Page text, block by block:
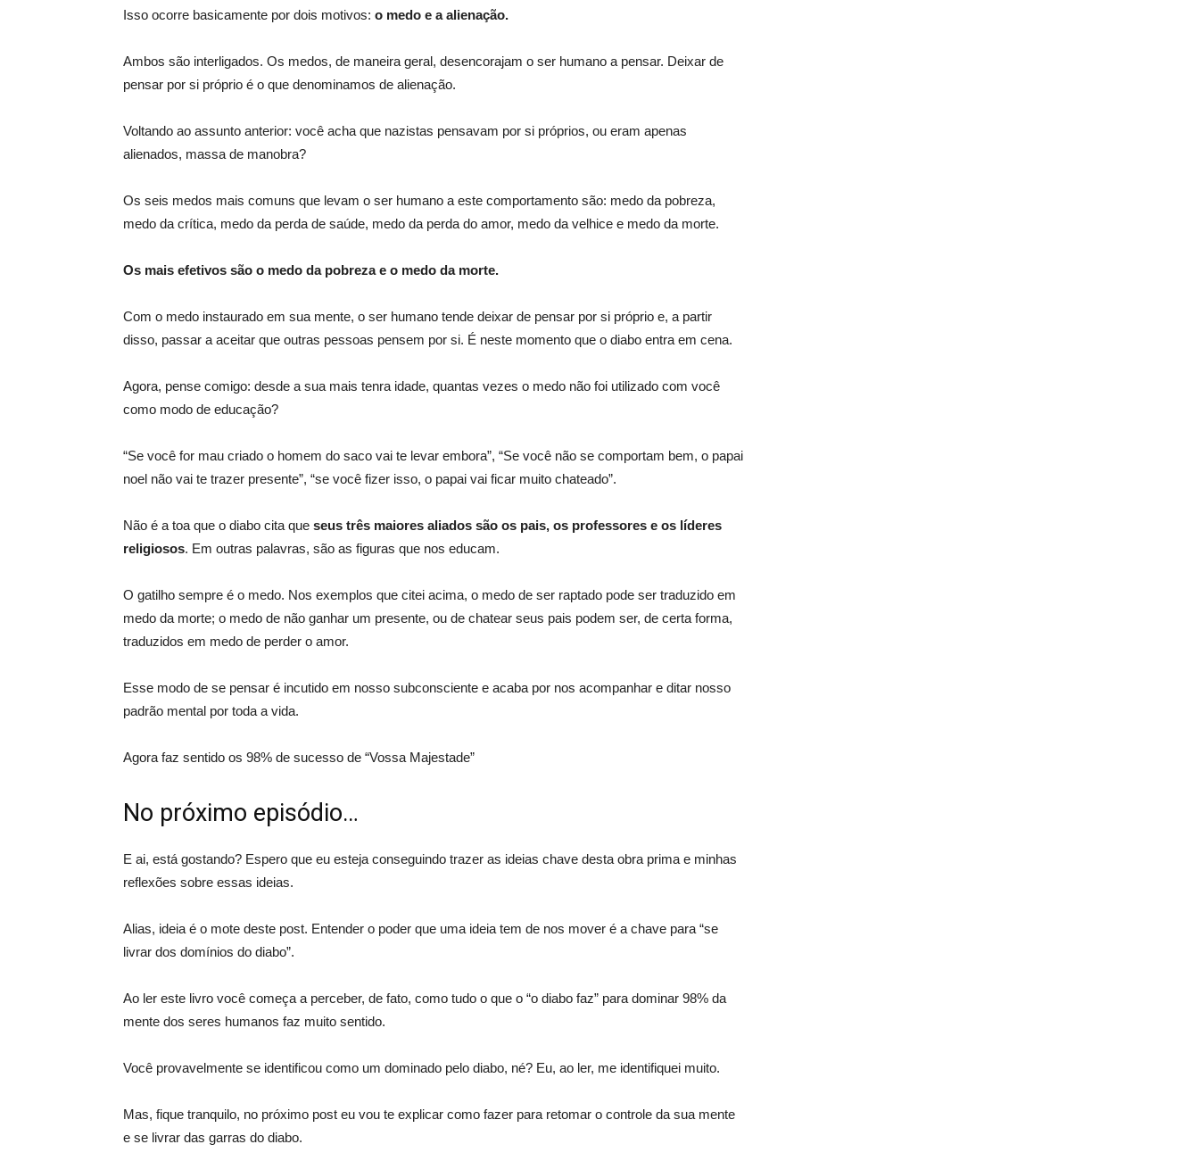
Isso ocorre basicamente por dois motivos: o medo e a alienação.
Ambos são interligados. Os medos, de maneira geral, desencorajam o ser humano a pensar. Deixar de
pensar por si próprio é o que denominamos de alienação.
Voltando ao assunto anterior: você acha que nazistas pensavam por si próprios, ou eram apenas
alienados, massa de manobra?
Os seis medos mais comuns que levam o ser humano a este comportamento são: medo da pobreza,
medo da crítica, medo da perda de saúde, medo da perda do amor, medo da velhice e medo da morte.
Os mais efetivos são o medo da pobreza e o medo da morte.
Com o medo instaurado em sua mente, o ser humano tende deixar de pensar por si próprio e, a partir
disso, passar a aceitar que outras pessoas pensem por si. É neste momento que o diabo entra em cena.
Agora, pense comigo: desde a sua mais tenra idade, quantas vezes o medo não foi utilizado com você
como modo de educação?
“Se você for mau criado o homem do saco vai te levar embora”, “Se você não se comportam bem, o papai
noel não vai te trazer presente”, “se você fizer isso, o papai vai ficar muito chateado”.
Não é a toa que o diabo cita que seus três maiores aliados são os pais, os professores e os líderes
religiosos. Em outras palavras, são as figuras que nos educam.
O gatilho sempre é o medo. Nos exemplos que citei acima, o medo de ser raptado pode ser traduzido em
medo da morte; o medo de não ganhar um presente, ou de chatear seus pais podem ser, de certa forma,
traduzidos em medo de perder o amor.
Esse modo de se pensar é incutido em nosso subconsciente e acaba por nos acompanhar e ditar nosso
padrão mental por toda a vida.
Agora faz sentido os 98% de sucesso de “Vossa Majestade”
No próximo episódio…
E ai, está gostando? Espero que eu esteja conseguindo trazer as ideias chave desta obra prima e minhas
reflexões sobre essas ideias.
Alias, ideia é o mote deste post. Entender o poder que uma ideia tem de nos mover é a chave para “se
livrar dos domínios do diabo”.
Ao ler este livro você começa a perceber, de fato, como tudo o que o “o diabo faz” para dominar 98% da
mente dos seres humanos faz muito sentido.
Você provavelmente se identificou como um dominado pelo diabo, né? Eu, ao ler, me identifiquei muito.
Mas, fique tranquilo, no próximo post eu vou te explicar como fazer para retomar o controle da sua mente
e se livrar das garras do diabo.